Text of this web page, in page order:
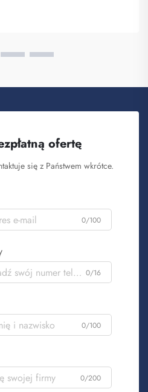
realizuje masowe zamówienia
świadomości marki. Wiesz,
ofertę
się z Państwem wkrótce.
0/100
0/16
0/100
0/200